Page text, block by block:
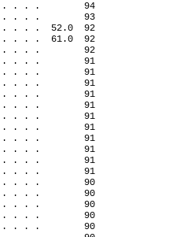
. . . .
94
. . . .
93
. . . . 52.0
92
. . . . 61.0
92
. . . .
92
. . . .
91
. . . .
91
. . . .
91
. . . .
91
. . . .
91
. . . .
91
. . . .
91
. . . .
91
. . . .
91
. . . .
91
. . . .
91
. . . .
90
. . . .
90
. . . .
90
. . . .
90
. . . .
90